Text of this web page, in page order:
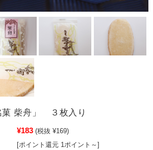
菓 柴舟」 ３枚入り
¥183 (税抜 ¥169)
[ポイント還元 1ポイント～]